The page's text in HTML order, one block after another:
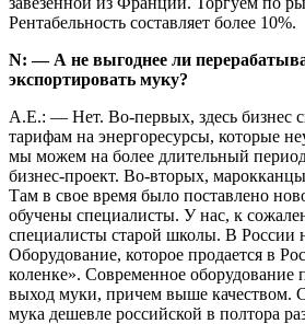
Рентабельность составляет более 10%.
N: — А не выгоднее ли
экспортировать муку?
А.Е.: — Нет. Во-первых, здесь бизнес
тарифам на энергоресурсы, которые
мы можем на более длительный
бизнес-проект. Во-вторых,
Там в свое время было поставлено
обучены специалисты. У нас, к
специалисты старой школы. В России
Оборудование, которое продается в
коленке». Современное оборудование
выход муки, причем выше качеством.
мука дешевле российской в полтора